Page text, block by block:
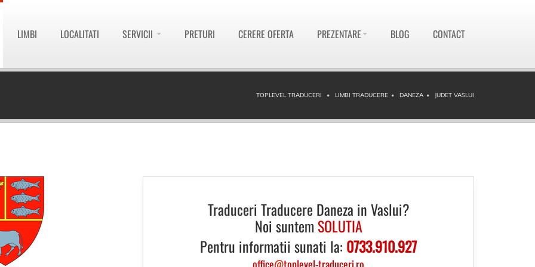
LIMBI LOCALITATI SERVICII PRETURI CERERE OFERTA PREZENTARE BLOG CONTACT
TOPLEVEL TRADUCERI LIMBI TRADUCERE DANEZA JUDET VASLUI
Traduceri Traducere Daneza in Vaslui?
Noi suntem SOLUTIA
Pentru informatii sunati la: 0733.910.927